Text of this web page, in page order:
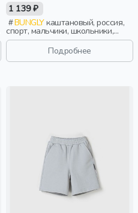
1 139 ₽
BUNGLYкаштановый, россия,
спорт, мальчики, школьники,
подростки, дети
Подробнее